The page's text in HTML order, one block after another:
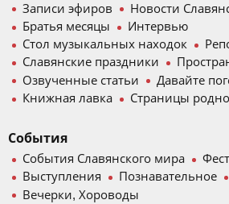
Записи эфиров
Новости
Братья месяцы
Интервью
Стол музыкальных находок
Славянские праздники
Озвученные статьи
Давайте
Книжная лавка
Страницы
События
События Славянского мира
Выступления
Познавательное
Вечерки, Хороводы